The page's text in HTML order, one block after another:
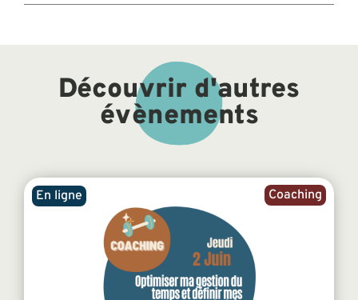
Découvrir d'autres
évènements
Coaching
En ligne